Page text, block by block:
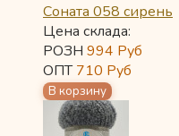
Соната 058 сирень
Цена склада:
РОЗН 994 Руб
ОПТ710 Руб